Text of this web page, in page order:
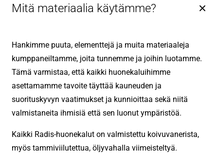
Mitä materiaalia käytämme?
Hankimme puuta, elementtejä ja muita materiaaleja
kumppaneiltamme, joita tunnemme ja joihin luotamme.
Tämä varmistaa, että kaikki huonekaluihimme
asettamamme tavoite täyttää kauneuden ja
suorituskyvyn vaatimukset ja kunnioittaa sekä niitä
valmistaneita ihmisiä että sen luonut ympäristöä.
Kaikki Radis-huonekalut on valmistettu koivuvanerista,
myös tammiviilutettua, öljyvahalla viimeisteltyä.